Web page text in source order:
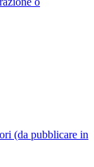
(da pubblicare in